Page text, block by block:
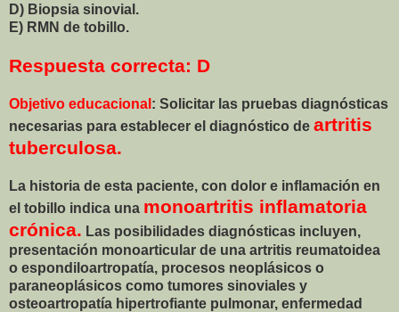
D) Biopsia sinovial.
E) RMN de tobillo.
Respuesta correcta: D
Objetivo educacional : Solicitar las pruebas diagnósticas
necesarias para establecer el diagnóstico de artritis
tuberculosa.
La historia de esta paciente, con dolor e inflamación en
el tobillo indica una monoartritis inflamatoria
crónica. Las posibilidades diagnósticas incluyen,
presentación monoarticular de una artritis reumatoidea
o espondiloartropatía, procesos neoplásicos o
paraneoplásicos como tumores sinoviales y
osteoartropatía hipertrofiante pulmonar, enfermedad